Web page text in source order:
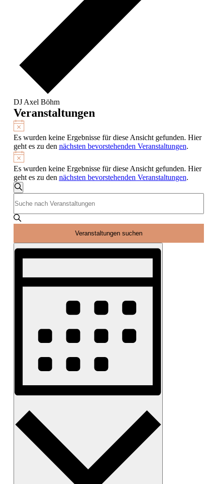
DJ Axel Böhm
Veranstaltungen
Hinweis
Es wurden keine Ergebnisse für diese Ansicht gefunden. Hier
geht es zu den nächsten bevorstehenden Veranstaltungen.
Hinweis
Es wurden keine Ergebnisse für diese Ansicht gefunden. Hier
geht es zu den nächsten bevorstehenden Veranstaltungen.
Veranstaltungen
Suche
und
Ansichten,
Navigation
Suche
Schlüsselwort
eingeben.
Suche
Schlüsselwort.
Veranstaltungen suchen
Veranstaltung
Ansichten-